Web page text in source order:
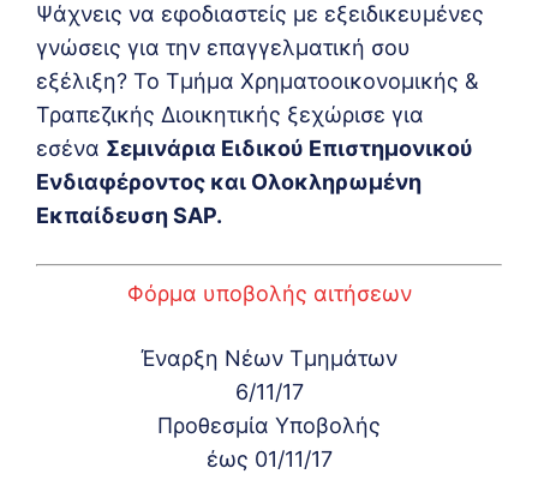
Ψάχνεις να εφοδιαστείς με εξειδικευμένες
γνώσεις για την επαγγελματική σου
εξέλιξη? Το Τμήμα Χρηματοοικονομικής &
Τραπεζικής Διοικητικής ξεχώρισε για
εσένα Σεμινάρια Ειδικού Επιστημονικού
Ενδιαφέροντος και Ολοκληρωμένη
Εκπαίδευση SAP.
Φόρμα υποβολής αιτήσεων
Έναρξη Νέων Τμημάτων
6/11/17
Προθεσμία Υποβολής
έως 01/11/17